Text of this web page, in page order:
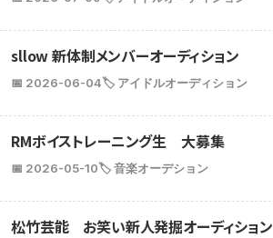
sllow 新体制メンバーオーディション
📅 2026-06-04🏷️ アイドルオーディション
RMボイストレーニング生 大募集
📅 2026-05-10🏷️ 音楽オーデション
松竹芸能 お笑い新人発掘オーディション